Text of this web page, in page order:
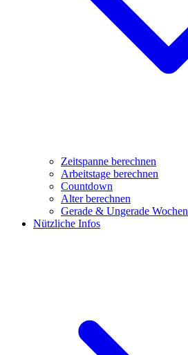
Zeitspanne berechnen
Arbeitstage berechnen
Countdown
Alter berechnen
Gerade & Ungerade Wochen
Nützliche Infos